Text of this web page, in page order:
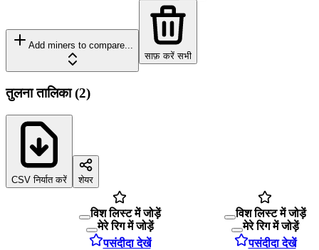
Add miners to compare...
साफ़ करें सभी
तुलना तालिका(2)
CSV निर्यात करें शेयर
विश लिस्ट में जोड़ें
मेरे रिग में जोड़ें
पसंदीदा देखें
विश लिस्ट में जोड़ें
मेरे रिग में जोड़ें
पसंदीदा देखें